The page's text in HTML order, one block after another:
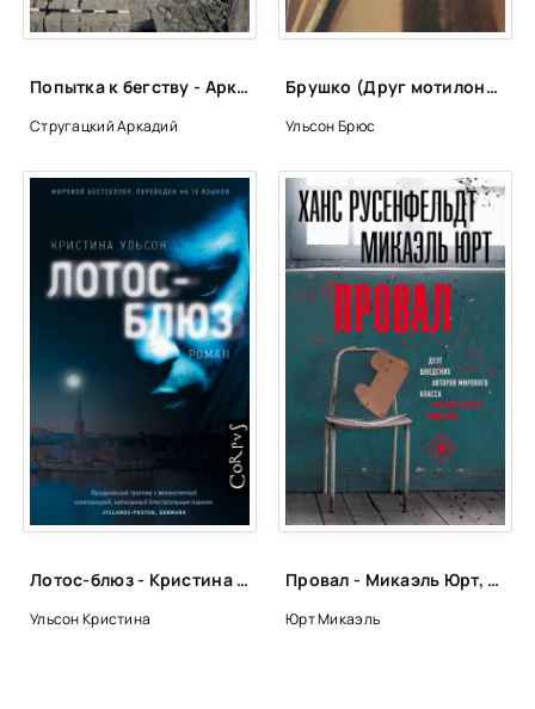
Попытка к бегству - Аркадий Стругацкий, Борис Стругацкий
Стругацкий Аркадий
Брушко (Друг мотилонов) - Брюс Ульсон
Ульсон Брюс
Лотос-блюз - Кристина Ульсон
Ульсон Кристина
Провал - Микаэль Юрт, Ханс Русенфельдт
Юрт Микаэль